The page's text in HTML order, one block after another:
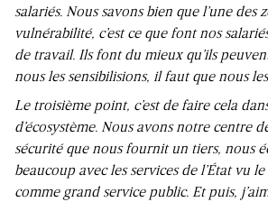
salariés. Nous savons bien que l’une des
vulnérabilité, c’est ce que font nos
de travail. Ils font du mieux qu’ils
nous les sensibilisions, il faut que nous
Le troisième point, c’est de faire cela
d’écosystème. Nous avons notre centre
sécurité que nous fournit un tiers, nous
beaucoup avec les services de l’État vu
comme grand service public. Et puis,